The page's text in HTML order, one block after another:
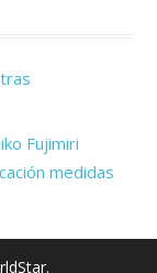
Fujimiri
medidas
.